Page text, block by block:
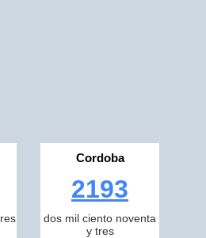
Cordoba
2193
dos mil ciento noventa
y tres